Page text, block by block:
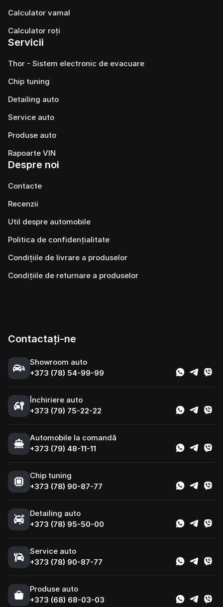
Calculator vamal
Calculator roți
Servicii
Thor - Sistem electronic de evacuare
Chip tuning
Detailing auto
Service auto
Produse auto
Rapoarte VIN
Despre noi
Contacte
Recenzii
Util despre automobile
Politica de confidențialitate
Condițiile de livrare a produselor
Condițiile de returnare a produselor
Contactați-ne
Showroom auto
+373 (78) 54-99-99
Închiriere auto
+373 (79) 75-22-22
Automobile la comandă
+373 (79) 48-11-11
Chip tuning
+373 (78) 90-87-77
Detailing auto
+373 (78) 95-50-00
Service auto
+373 (78) 90-87-77
Produse auto
+373 (68) 68-03-03